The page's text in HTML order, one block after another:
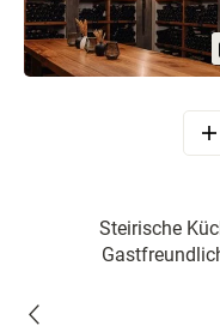
Steirische